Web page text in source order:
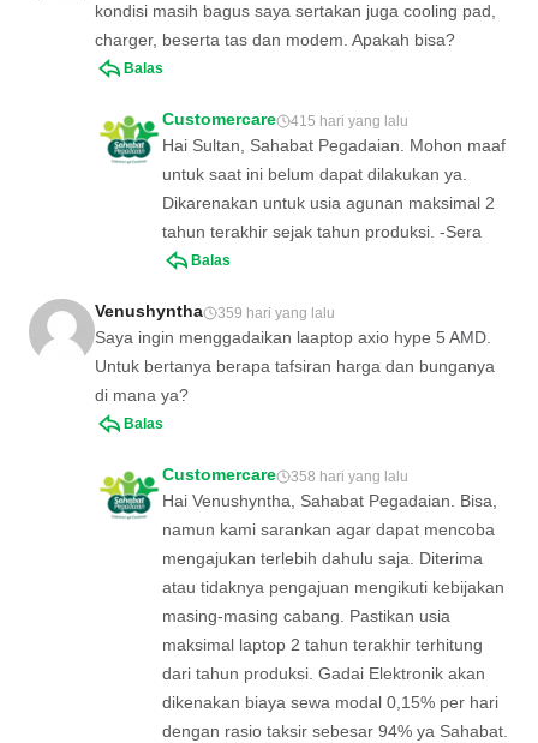
kondisi masih bagus saya sertakan juga cooling pad,
charger, beserta tas dan modem. Apakah bisa?
Balas
Customercare 415 hari yang lalu
Hai Sultan, Sahabat Pegadaian. Mohon maaf
untuk saat ini belum dapat dilakukan ya.
Dikarenakan untuk usia agunan maksimal 2
tahun terakhir sejak tahun produksi. -Sera
Balas
Venushyntha 359 hari yang lalu
Saya ingin menggadaikan laaptop axio hype 5 AMD.
Untuk bertanya berapa tafsiran harga dan bunganya
di mana ya?
Balas
Customercare 358 hari yang lalu
Hai Venushyntha, Sahabat Pegadaian. Bisa,
namun kami sarankan agar dapat mencoba
mengajukan terlebih dahulu saja. Diterima
atau tidaknya pengajuan mengikuti kebijakan
masing-masing cabang. Pastikan usia
maksimal laptop 2 tahun terakhir terhitung
dari tahun produksi. Gadai Elektronik akan
dikenakan biaya sewa modal 0,15% per hari
dengan rasio taksir sebesar 94% ya Sahabat.